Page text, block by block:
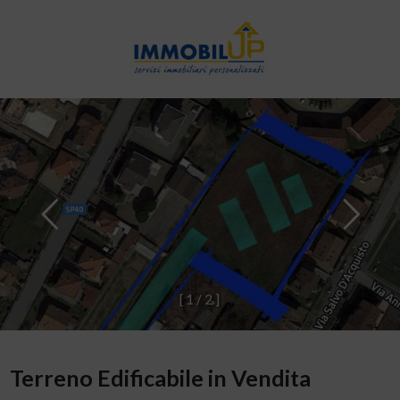
[ 1 / 2 ]
Terreno Edificabile in Vendita